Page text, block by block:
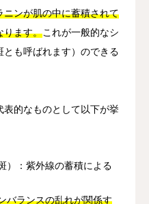
ンが肌の中に蓄積されて
ります。これが一般的なシ
とも呼ばれます）のできる
的なものとして以下が挙
）：紫外線の蓄積による
バランスの乱れが関係す